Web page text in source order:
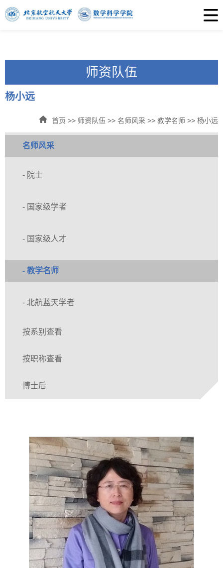
师资队伍
杨小远
首页 >> 师资队伍 >> 名师风采 >> 教学名师 >> 杨小远
名师风采
- 院士
- 国家级学者
- 国家级人才
- 教学名师
- 北航蓝天学者
按系别查看
按职称查看
博士后